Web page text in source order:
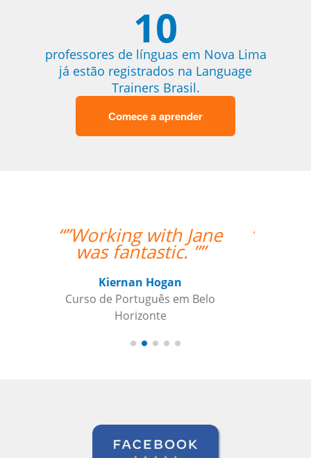
10
professores de línguas em Nova Lima
já estão registrados na Language
Trainers Brasil.
Comece a aprender
“” Destaco o trabalho
do Professor Enrico,
extremamente
pontual.””
Curso de Italiano em Guarulhos,